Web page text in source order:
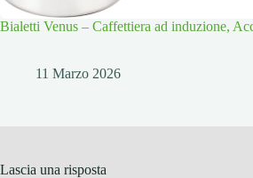
Bialetti Venus – Caffettiera ad induzione,
11 Marzo 2026
Lascia una risposta